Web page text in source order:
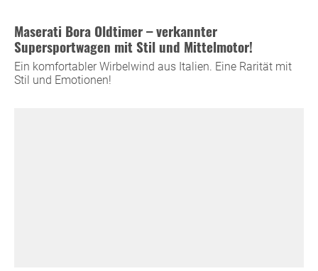
Maserati Bora Oldtimer – verkannter
Supersportwagen mit Stil und Mittelmotor!
Ein komfortabler Wirbelwind aus Italien. Eine Rarität mit
Stil und Emotionen!